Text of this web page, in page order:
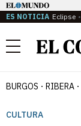
ES NOTICIA Eclipse
Menú
BURGOS RIBERA
CULTURA